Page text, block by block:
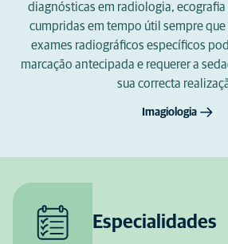
diagnósticas em radiologia,
cumpridas em tempo útil sempre
exames radiográficos específicos
marcação antecipada e requerer a
sua correcta
Imagiologia
Especialidades